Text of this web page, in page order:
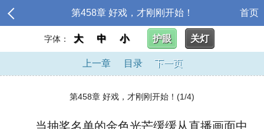
第458章 好戏，才刚刚开始！ 首页
字体： 大 中 小 护眼 关灯
上一章 目录 下一页
第458章 好戏，才刚刚开始！(1/4)
当抽奖名单的金色光芒缓缓从直播画面中